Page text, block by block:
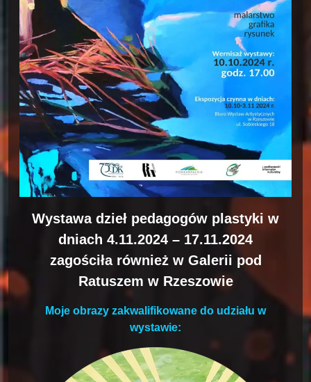
Wystawa dzieł pedagogów plastyki w
dniach 4.11.2024 – 17.11.2024
zagościła również w Galerii pod
Ratuszem w Rzeszowie
Moje obrazy zakwalifikowane do udziału w
wystawie: